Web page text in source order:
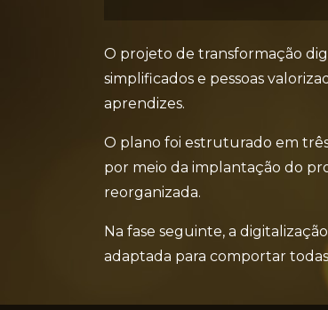
O projeto de transformação
simplificados e pessoas
aprendizes.
O plano foi estruturado em
por meio da implantação do
reorganizada.
Na fase seguinte, a
adaptada para comportar